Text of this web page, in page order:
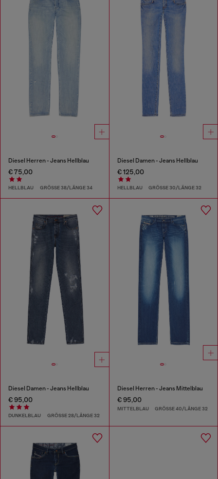
Diesel Herren - Jeans Hellblau
€ 75,00
HELLBLAU GRÖSSE 38/LÄNGE 34
Diesel Damen - Jeans Hellblau
€ 125,00
HELLBLAU GRÖSSE 30/LÄNGE 32
Diesel Damen - Jeans Hellblau
€ 95,00
DUNKELBLAU GRÖSSE 28/LÄNGE 32
Diesel Herren - Jeans Mittelblau
€ 95,00
MITTELBLAU GRÖSSE 40/LÄNGE 32